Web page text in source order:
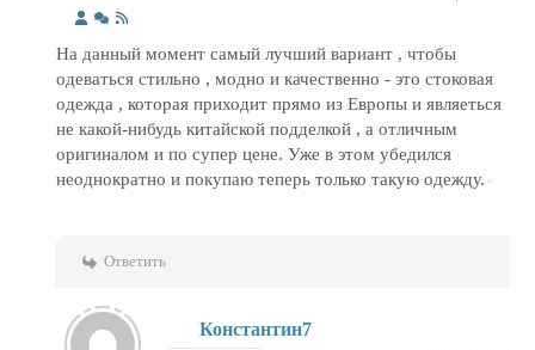
На данный момент самый лучший вариант , чтобы
одеваться стильно , модно и качественно - это стоковая
одежда , которая приходит прямо из Европы и являеться
не какой-нибудь китайской подделкой , а отличным
оригиналом и по супер цене. Уже в этом убедился
неоднократно и покупаю теперь только такую одежду.
Ответить
Константин7